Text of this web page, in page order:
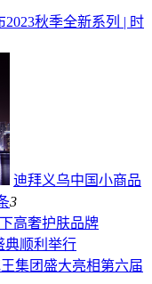
2023秋季全新系列 | 时
迪拜义乌中国小商品
3
高奢护肤品牌
典顺利举行
集团盛大亮相第六届